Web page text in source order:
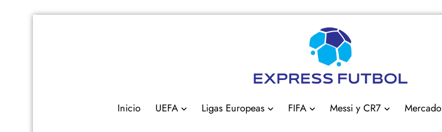
Inicio UEFA Ligas Europeas FIFA Messi y CR7 Mercado